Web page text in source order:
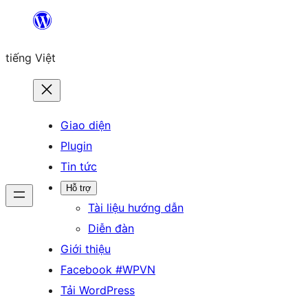
Chuyển
phần
tiếng Việt
Giao diện
Plugin
Tin tức
Hỗ trợ
Tài liệu hướng dẫn
Diễn đàn
Giới thiệu
Facebook #WPVN
Tải WordPress